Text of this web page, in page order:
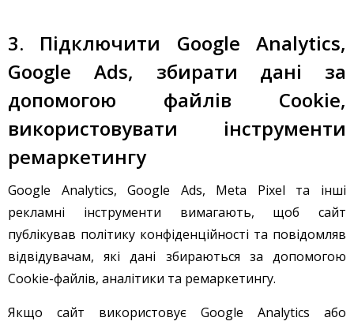
3. Підключити Google Analytics,
Google Ads, збирати дані за
допомогою файлів Cookie,
використовувати інструменти
ремаркетингу
Google Analytics, Google Ads, Meta Pixel та інші
рекламні інструменти вимагають, щоб сайт
публікував політику конфіденційності та повідомляв
відвідувачам, які дані збираються за допомогою
Cookie-файлів, аналітики та ремаркетингу.
Якщо сайт використовує Google Analytics або